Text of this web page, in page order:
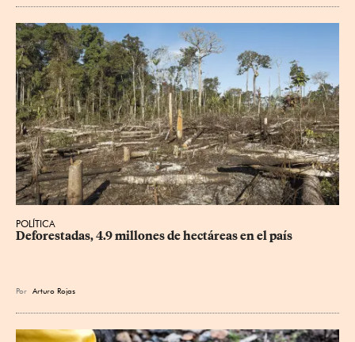
POLÍTICA
Deforestadas, 4.9 millones de hectáreas en el país
Por Arturo Rojas